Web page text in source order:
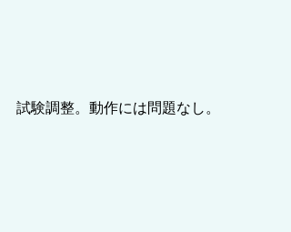
試験調整。動作には問題なし。